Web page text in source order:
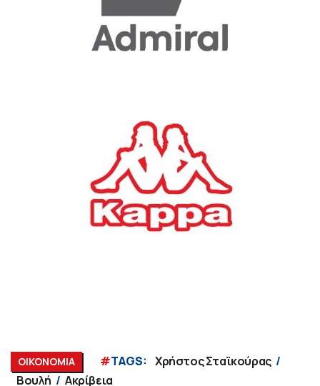
ΟΙΚΟΝΟΜΙΑ #TAGS: Χρήστος Σταϊκούρας
Βουλή
Ακρίβεια